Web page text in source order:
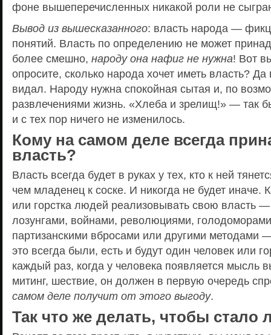
фоне вышеперечисленных никакой роли не
Вывод из вышесказанного: власть народа —
понятий. Власть по определению не может
более смешно, народу она нафиг не нужна! Вот
опросите, сколько народа хочет иметь власть? Да
видал. Народу нужна спокойная сытая и, по
развлечениями жизнь. «Хлеба и зрелищ!» — так
и с тех пор ничего не изменилось.
Кому на самом деле всегда
власть?
Власть всегда будет в руках у тех, кто к ней
чем младенец к соске. И никогда не будет иначе.
или горстка людей реализовывать свою власть
лозунгами, войнами, революциями,
партизанскими вбросами или другими методами
это всегда были, есть и будут один человек или
каждый раз, когда у человека появляется мысль
митинг, шествие, он должен в первую очередь
самом деле получит от этого выгоду.
Так что же делать, чтобы стало